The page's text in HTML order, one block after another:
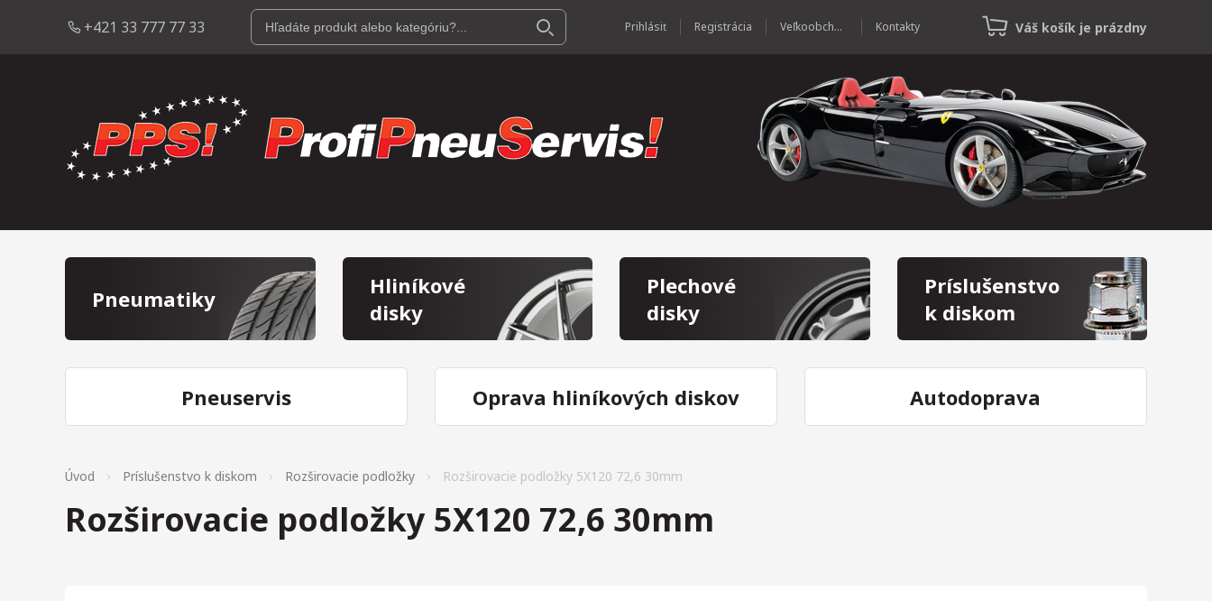
+421 33 777 77 33 Prihlásiť Registrácia Veľkoobchod Kontakty Váš košík je prázdny
Pneumatiky
Hliníkové
disky
Plechové
disky
Príslušenstvo
k diskom
Pneuservis Oprava hliníkových diskov Autodoprava
Úvod Príslušenstvo k diskom Rozširovacie podložky Rozširovacie podložky 5X120 72,6 30mm
Rozširovacie podložky 5X120 72,6 30mm